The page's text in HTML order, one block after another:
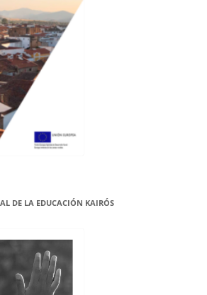
DE LA EDUCACIÓN KAIRÓS